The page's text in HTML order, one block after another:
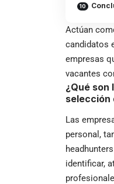
Actúan
candidatos
empresas
vacantes
¿Qué son
selección
Las
personal,
identificar,